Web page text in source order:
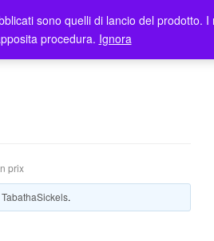
Registrazione Utenti Elenco
prix
TabathaSickels.
sono quelli di lancio del prodotto.
procedura. Ignora